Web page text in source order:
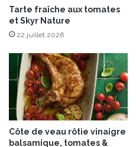
z
é
Tarte fraîche aux tomates
et Skyr Nature
22 juillet 2026
Côte de veau rôtie vinaigre
balsamique, tomates &